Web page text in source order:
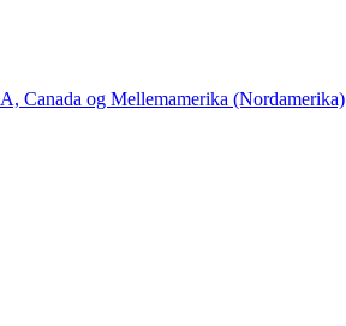
Canada og Mellemamerika (Nordamerika)